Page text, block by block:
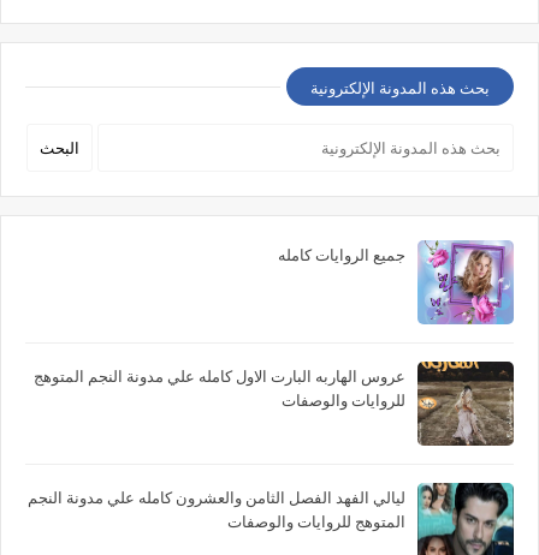
بحث هذه المدونة الإلكترونية
جميع الروايات كامله
عروس الهاربه البارت الاول كامله علي مدونة النجم المتوهج
للروايات والوصفات
ليالي الفهد الفصل الثامن والعشرون كامله علي مدونة النجم
المتوهج للروايات والوصفات